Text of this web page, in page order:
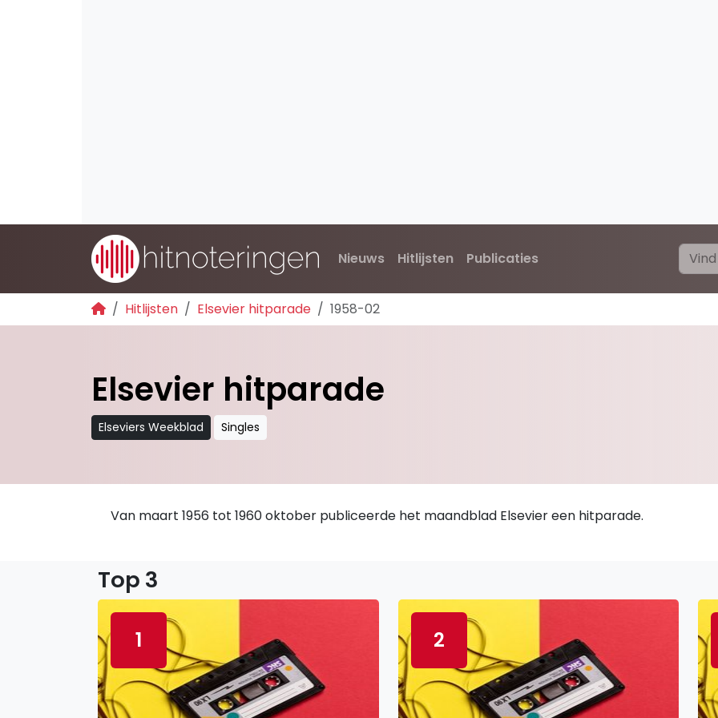
Nieuws Hitlijsten Publicaties
Hitlijsten Elsevier hitparade 1958-02
Elsevier hitparade
Elseviers Weekblad Singles
Van maart 1956 tot 1960 oktober publiceerde het maandblad Elsevier een hitparade.
Top 3
1 2